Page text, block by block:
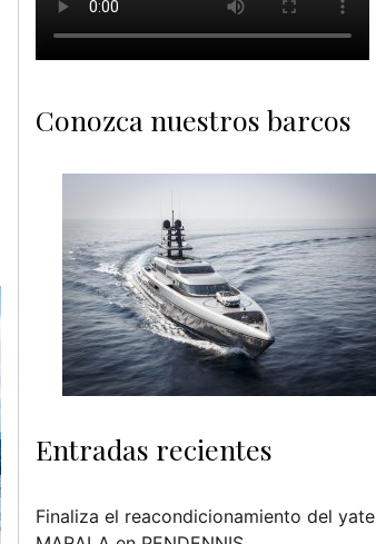
Conozca nuestros barcos
Entradas recientes
Finaliza el reacondicionamiento del yate